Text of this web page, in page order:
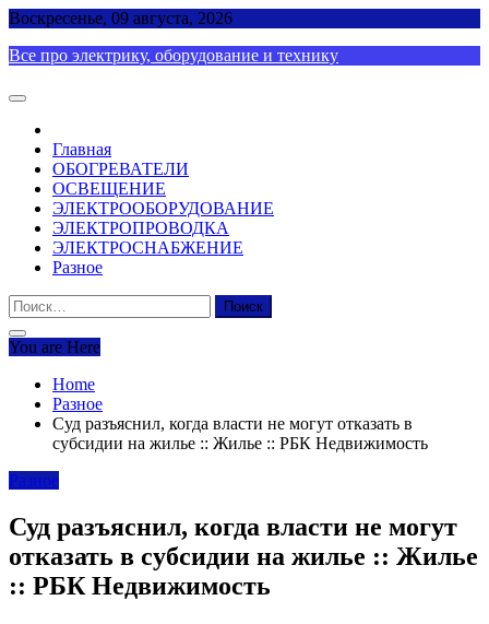
Skip
content
Воскресенье, 09 августа, 2026
Все про электрику, оборудование и технику
Главная
ОБОГРЕВАТЕЛИ
ОСВЕЩЕНИЕ
ЭЛЕКТРООБОРУДОВАНИЕ
ЭЛЕКТРОПРОВОДКА
ЭЛЕКТРОСНАБЖЕНИЕ
Разное
Найти:
You are Here
Home
Разное
Суд разъяснил, когда власти не могут отказать в
субсидии на жилье :: Жилье :: РБК Недвижимость
Разное
Суд разъяснил, когда власти не могут
отказать в субсидии на жилье :: Жилье
:: РБК Недвижимость